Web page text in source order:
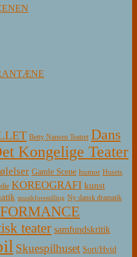
Betty Nansen Teatret Dans
Kongelige Teater
Gamle Scene humor Husets
KOREOGRAFI kunst
musikforestilling Ny dansk dramatik
teater samfundskritik
Skuespilhuset Sort/Hvid